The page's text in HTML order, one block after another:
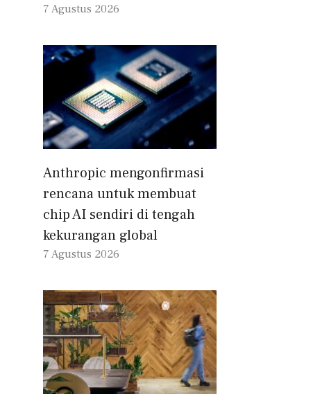
7 Agustus 2026
Anthropic mengonfirmasi
rencana untuk membuat
chip AI sendiri di tengah
kekurangan global
7 Agustus 2026